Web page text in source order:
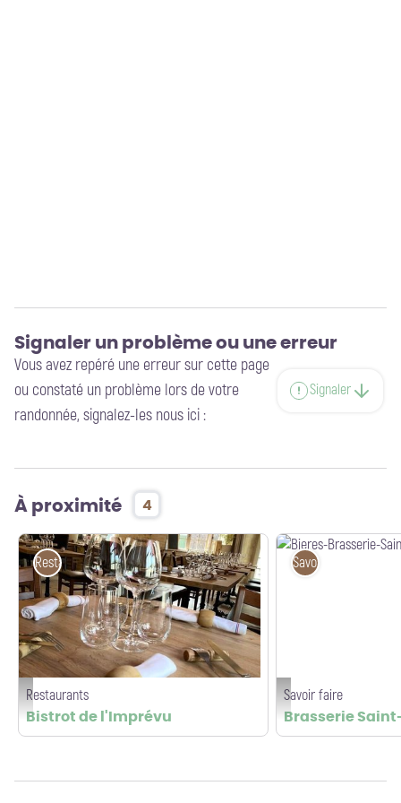
Signaler un problème ou une erreur
Vous avez repéré une erreur sur cette page
ou constaté un problème lors de votre
randonnée, signalez-les nous ici :
Signaler
À proximité 4
Bistrot de l'Imprévu_© FB - Bistrot de l'Imprévu
Restaurants
Restaurants
Bistrot de l'Imprévu
Bieres-Brasserie-Saint-
Savoir faire
Savoir faire
Brasserie